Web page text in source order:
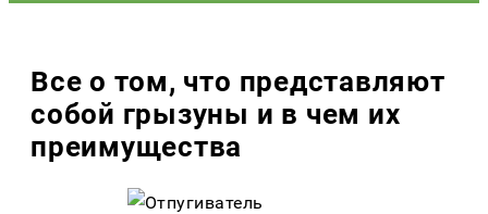
Все о том, что представляют
собой грызуны и в чем их
преимущества